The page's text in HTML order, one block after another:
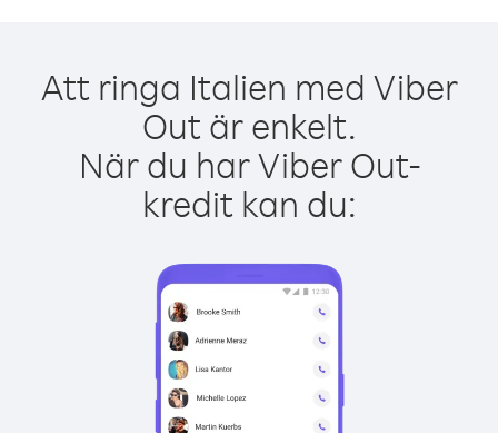
Att ringa Italien med Viber
Out är enkelt.
När du har Viber Out-
kredit kan du: